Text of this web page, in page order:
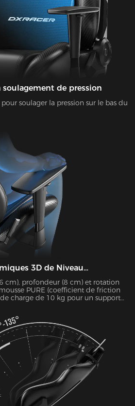
de pression
soulager la pression sur le bas du
3D de Niveau
cm), profondeur (8 cm) et rotation
PURE (coefficient de friction
charge de 10 kg pour un support